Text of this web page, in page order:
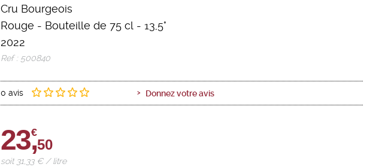
Cru Bourgeois
Rouge - Bouteille de 75 cl - 13,5°
2022
Ref : 500840
0 avis Donnez votre avis
23,
€
50
soit 31,33 € / litre